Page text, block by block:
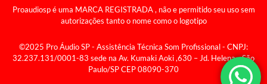
Proaudiosp é uma MARCA REGISTRADA , não e permitido seu uso sem
autorizações tanto o nome como o logotipo
©2025 Pro Áudio SP - Assistência Técnica Som Profissional - CNPJ:
32.237.131/0001-83 sede na Av. Kumaki Aoki ,630 – Jd. Helena - São
Paulo/SP CEP 08090-370